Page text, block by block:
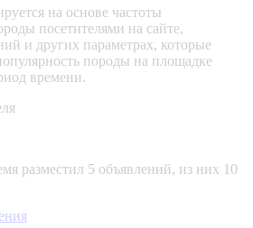
на основе частоты
посетителями на сайте,
и других параметрах, которые
породы на площадке
времени.
разместил 5 объявлений, из них 10